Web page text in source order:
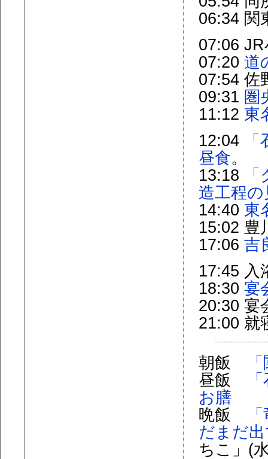
06:34 関
07:06
07:20 道
07:54 佐
09:31 圏
11:12 東
12:04
昼食。
13:18
造工程の
14:40 東
15:02 豊
17:06 吉
17:45 入
18:30 宴
20:30 宴
21:00 就
朝飯
昼飯
お膳
晩飯
だまだ
ちこ」(